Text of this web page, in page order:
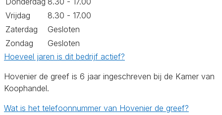
Vrijdag
8.30 - 17.00
Zaterdag
Gesloten
Zondag
Gesloten
Hoeveel jaren is dit bedrijf actief?
Hovenier de greef is 6 jaar ingeschreven bij de Kamer van
Koophandel.
Wat is het telefoonnummer van Hovenier de greef?